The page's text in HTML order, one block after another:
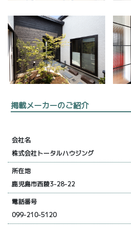
掲載メーカーのご紹介
会社名
株式会社トータルハウジング
所在地
鹿児島市西陵3-28-22
電話番号
099-210-5120